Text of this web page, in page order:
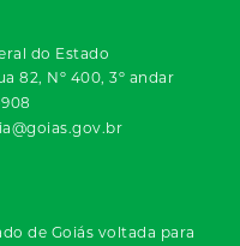
do Estado
82, Nº 400, 3º andar
de Goiás voltada para